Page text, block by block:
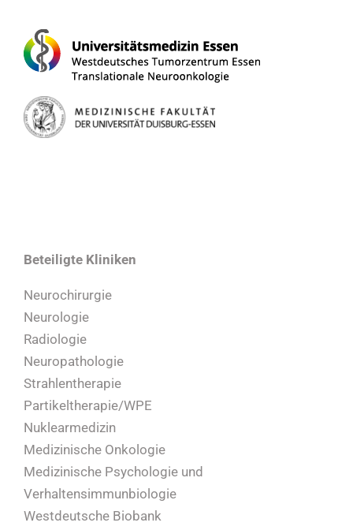
Beteiligte Kliniken
Neurochirurgie
Neurologie
Radiologie
Neuropathologie
Strahlentherapie
Partikeltherapie/WPE
Nuklearmedizin
Medizinische Onkologie
Medizinische Psychologie und
Verhaltensimmunbiologie
Westdeutsche Biobank